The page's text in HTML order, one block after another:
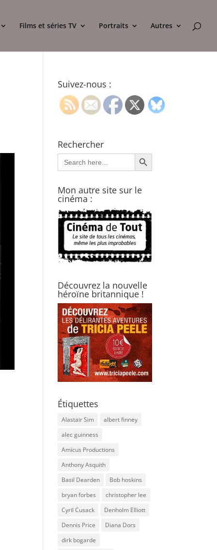
Films et séries TV Portraits Autres
Suivez-nous :
Rechercher
Search
for:
Search Button
Mon autre site sur le
cinéma :
Découvrez la nouvelle
héroïne britannique !
Étiquettes
Alastair Sim
albert finney
alec guinness
Amicus Productions
Anthony Asquith
Basil Dearden
Bob hoskins
bryan forbes
christopher lee
Cyril Cusack
Denholm Elliott
Dennis Price
Diana Dors
dirk bogarde